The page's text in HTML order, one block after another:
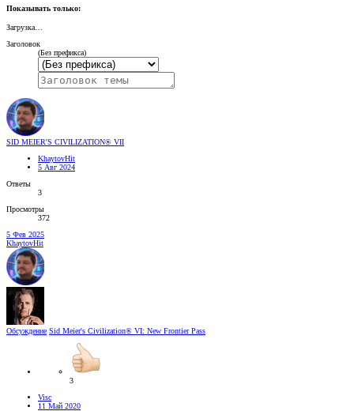
Показывать только:
Загрузка…
Заголовок
(Без префикса)
SID MEIER'S CIVILIZATION® VII
KhaytovHit
5 Авг 2024
Ответы
3
Просмотры
372
5 Фев 2025
KhaytovHit
Обсуждение Sid Meier's Civilization® VI: New Frontier Pass
3
Visc
11 Май 2020